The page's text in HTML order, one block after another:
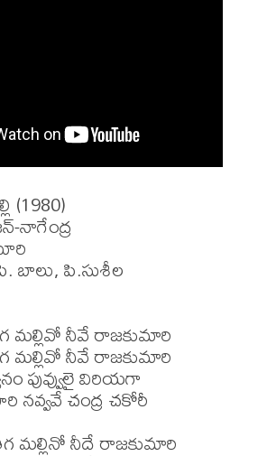
(1980)
నాగేంద్ర
పి.సుశీల
మల్లివో నీవే రాజకుమారి
మల్లివో నీవే రాజకుమారి
పువ్వులై విరియగా
నవ్వవే చంద్ర చకోరీ
మల్లినో నీదే రాజకుమారి